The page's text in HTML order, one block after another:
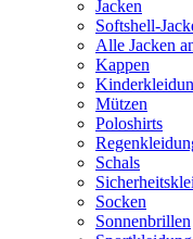
Jacken
Softshell-
Alle Jacken
Kappen
Mützen
Poloshirts
Schals
Socken
Sonnenbrillen